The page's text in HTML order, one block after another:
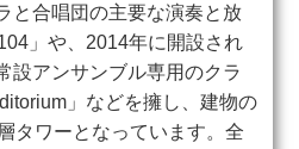
と合唱団の主要な演奏と放
」や、2014年に開設され
設アンサンブル専用のクラ
」などを擁し、建物の
タワーとなっています。全